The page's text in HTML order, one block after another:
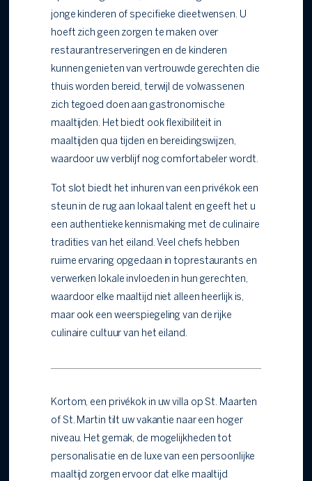
jonge kinderen of specifieke dieetwensen. U
hoeft zich geen zorgen te maken over
restaurantreserveringen en de kinderen
kunnen genieten van vertrouwde gerechten die
thuis worden bereid, terwijl de volwassenen
zich tegoed doen aan gastronomische
maaltijden. Het biedt ook flexibiliteit in
maaltijden qua tijden en bereidingswijzen,
waardoor uw verblijf nog comfortabeler wordt.
Tot slot biedt het inhuren van een privékok een
steun in de rug aan lokaal talent en geeft het u
een authentieke kennismaking met de culinaire
tradities van het eiland. Veel chefs hebben
ruime ervaring opgedaan in toprestaurants en
verwerken lokale invloeden in hun gerechten,
waardoor elke maaltijd niet alleen heerlijk is,
maar ook een weerspiegeling van de rijke
culinaire cultuur van het eiland.
Kortom, een privékok in uw villa op St. Maarten
of St. Martin tilt uw vakantie naar een hoger
niveau. Het gemak, de mogelijkheden tot
personalisatie en de luxe van een persoonlijke
maaltijd zorgen ervoor dat elke maaltijd